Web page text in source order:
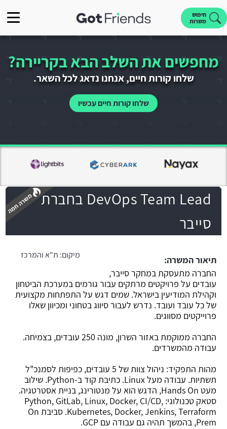
חיפוש
משרות
מחפשים את השלב הבא בקריירה?
שלחו קורות חיים, אנחנו נדאג לכל השאר.
שלחו קורות חיים עכשיו
DevOps Team Lead בחברת
סייבר
מיקום: ת"א והמרכז
תיאור המשרה:
החברה מתעסקת במחקר סייבר,
עובדים על פרויקטים מרתקים עבור גורמים במערכת הביטחון
וקהילת המודיעין בישראל. שמים דגש על התפתחות מקצועית
של כל עובד ועובד. נדרש לעבור סיווג בטחוני ומכיוון שאלו
פרוייקטים מסווגים.
החברה ממוקמת באזור השרון, מונה 250 עובדים, בצמיחה.
עבודה מהמשרדים.
מהות התפקיד: ניהול צוות של 5 עובדים, כפיפות לסמנכ"ל
תשתיות. עבודה מעל Linux. כתיבת קוד ב-Python. שילוב
מעט Hands On, הדגש הוא על מנטורינג, בניית אסטרטגיה.
סטאק טכנולוגי: Python, GitLab, Linux, Docker, CI/CD,
Kubernetes, Docker, Jenkins, Terraform. סביבת On
Prem, בהמשך תהיה גם עבודה עם GCP.